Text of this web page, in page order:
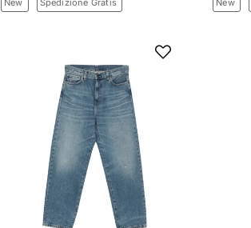
New Spedizione Gratis New